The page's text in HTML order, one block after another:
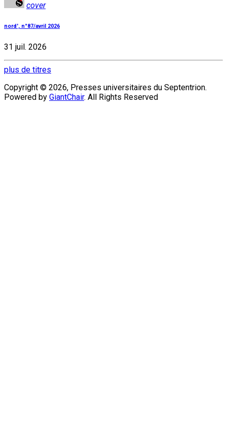
cover
nord', n°87/avril 2026
31 juil. 2026
plus de titres
Copyright © 2026, Presses universitaires du Septentrion.
Powered by GiantChair. All Rights Reserved